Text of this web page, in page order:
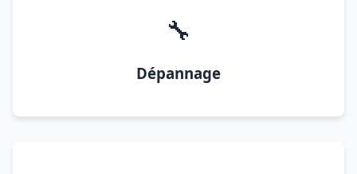
🔧
Dépannage